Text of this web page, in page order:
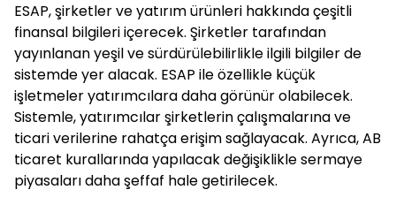
ESAP, şirketler ve yatırım ürünleri hakkında çeşitli
finansal bilgileri içerecek. Şirketler tarafından
yayınlanan yeşil ve sürdürülebilirlikle ilgili bilgiler de
sistemde yer alacak. ESAP ile özellikle küçük
işletmeler yatırımcılara daha görünür olabilecek.
Sistemle, yatırımcılar şirketlerin çalışmalarına ve
ticari verilerine rahatça erişim sağlayacak. Ayrıca, AB
ticaret kurallarında yapılacak değişiklikle sermaye
piyasaları daha şeffaf hale getirilecek.